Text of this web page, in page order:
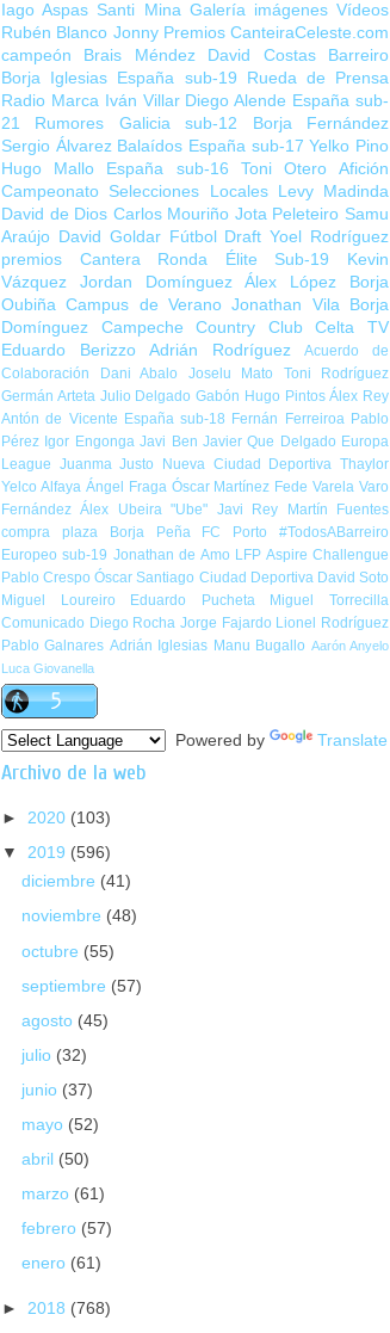
Iago Aspas Santi Mina Galería imágenes Vídeos
Rubén Blanco Jonny Premios CanteiraCeleste.com
campeón
Brais Méndez David Costas
Barreiro
Borja Iglesias
España sub-19
Rueda de Prensa
Radio Marca
Iván Villar Diego Alende España sub-
21
Rumores Galicia sub-12
Borja Fernández
Sergio Álvarez Balaídos España sub-17 Yelko Pino
Hugo Mallo
España sub-16 Toni Otero
Afición
Campeonato Selecciones Locales
Levy Madinda
David de Dios Carlos Mouriño Jota Peleteiro Samu
Araújo David Goldar Fútbol Draft Yoel Rodríguez
premios Cantera
Ronda Élite Sub-19
Kevin
Vázquez
Jordan Domínguez Álex López
Borja
Oubiña Campus de Verano Jonathan Vila
Borja
Domínguez
Campeche Country Club
Celta TV
Eduardo Berizzo
Adrián Rodríguez
Acuerdo de
Colaboración
Dani Abalo Joselu Mato
Toni Rodríguez
Germán Arteta Julio Delgado Gabón Hugo Pintos Álex Rey
Antón de Vicente España sub-18 Fernán Ferreiroa Pablo
Pérez Igor Engonga Javi Ben Javier Que Delgado Europa
League Juanma Justo Nueva Ciudad Deportiva Thaylor
Yelco Alfaya Ángel Fraga Óscar Martínez Fede Varela Varo
Fernández Álex Ubeira "Ube" Javi Rey
Martín Fuentes
compra plaza
Borja Peña FC Porto
#TodosABarreiro
Europeo sub-19 Jonathan de Amo LFP Aspire Challengue
Pablo Crespo Óscar Santiago Ciudad Deportiva David Soto
Miguel Loureiro
Eduardo Pucheta
Miguel Torrecilla
Comunicado Diego Rocha Jorge Fajardo Lionel Rodríguez
Pablo Galnares Adrián Iglesias Manu Bugallo Aarón Anyelo
Luca Giovanella
Powered by Translate
Archivo de la web
► 2020 (103)
▼ 2019 (596)
diciembre (41)
noviembre (48)
octubre (55)
septiembre (57)
agosto (45)
julio (32)
junio (37)
mayo (52)
abril (50)
marzo (61)
febrero (57)
enero (61)
► 2018 (768)